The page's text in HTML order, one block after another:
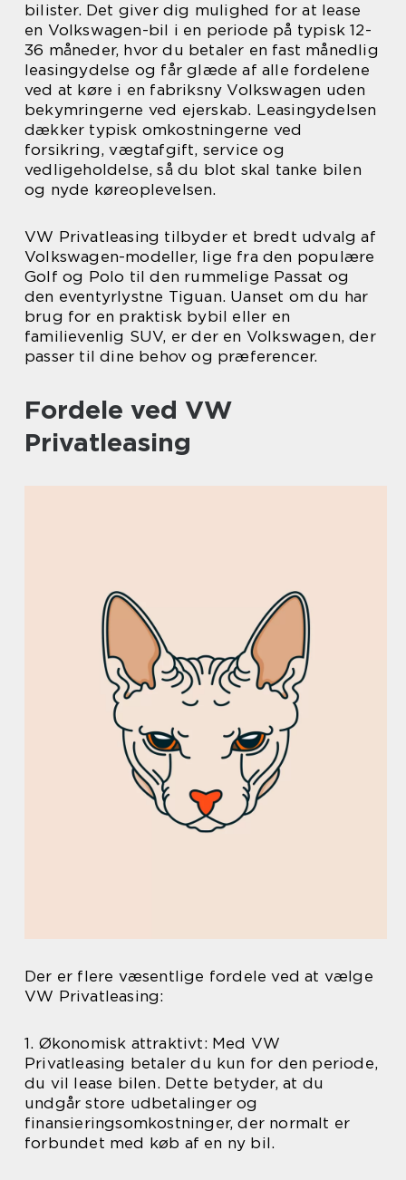
bilister. Det giver dig mulighed for at lease
en Volkswagen-bil i en periode på typisk 12-
36 måneder, hvor du betaler en fast månedlig
leasingydelse og får glæde af alle fordelene
ved at køre i en fabriksny Volkswagen uden
bekymringerne ved ejerskab. Leasingydelsen
dækker typisk omkostningerne ved
forsikring, vægtafgift, service og
vedligeholdelse, så du blot skal tanke bilen
og nyde køreoplevelsen.
VW Privatleasing tilbyder et bredt udvalg af
Volkswagen-modeller, lige fra den populære
Golf og Polo til den rummelige Passat og
den eventyrlystne Tiguan. Uanset om du har
brug for en praktisk bybil eller en
familievenlig SUV, er der en Volkswagen, der
passer til dine behov og præferencer.
Fordele ved VW
Privatleasing
Der er flere væsentlige fordele ved at vælge
VW Privatleasing:
1. Økonomisk attraktivt: Med VW
Privatleasing betaler du kun for den periode,
du vil lease bilen. Dette betyder, at du
undgår store udbetalinger og
finansieringsomkostninger, der normalt er
forbundet med køb af en ny bil.